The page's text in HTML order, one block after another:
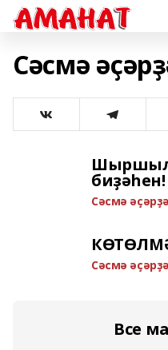
Сәсмә
биҙәһен!
Сәсмә
Сәсмә
Все